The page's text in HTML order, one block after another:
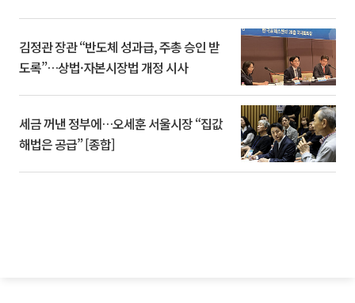
김정관 장관 “반도체 성과급, 주총 승인 받
도록”…상법·자본시장법 개정 시사
세금 꺼낸 정부에…오세훈 서울시장 “집값
해법은 공급” [종합]